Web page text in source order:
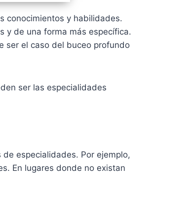
conocimientos y habilidades.
y de una forma más específica.
ser el caso del buceo profundo
ser las especialidades
especialidades. Por ejemplo,
En lugares donde no existan